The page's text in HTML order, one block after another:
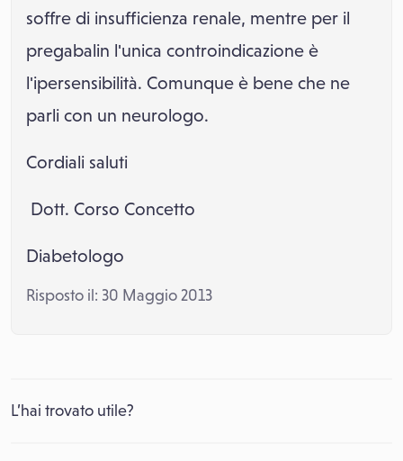
soffre di insufficienza renale, mentre per il
pregabalin l'unica controindicazione è
l'ipersensibilità. Comunque è bene che ne
parli con un neurologo.
Cordiali saluti
Dott. Corso Concetto
Diabetologo
Risposto il: 30 Maggio 2013
L’hai trovato utile?